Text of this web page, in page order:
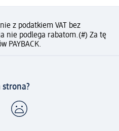
z podatkiem VAT bez
nie podlega rabatom.(#) Za tę
PAYBACK.
strona?